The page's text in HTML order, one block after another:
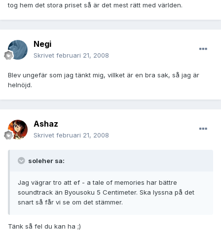
tog hem det stora priset så är det mest rätt med världen.
Negi
Skrivet februari 21, 2008
Blev ungefär som jag tänkt mig, villket är en bra sak, så jag är
helnöjd.
Ashaz
Skrivet februari 21, 2008
soleher sa:
Jag vägrar tro att ef - a tale of memories har bättre
soundtrack än Byousoku 5 Centimeter. Ska lyssna på det
snart så får vi se om det stämmer.
Tänk så fel du kan ha ;)